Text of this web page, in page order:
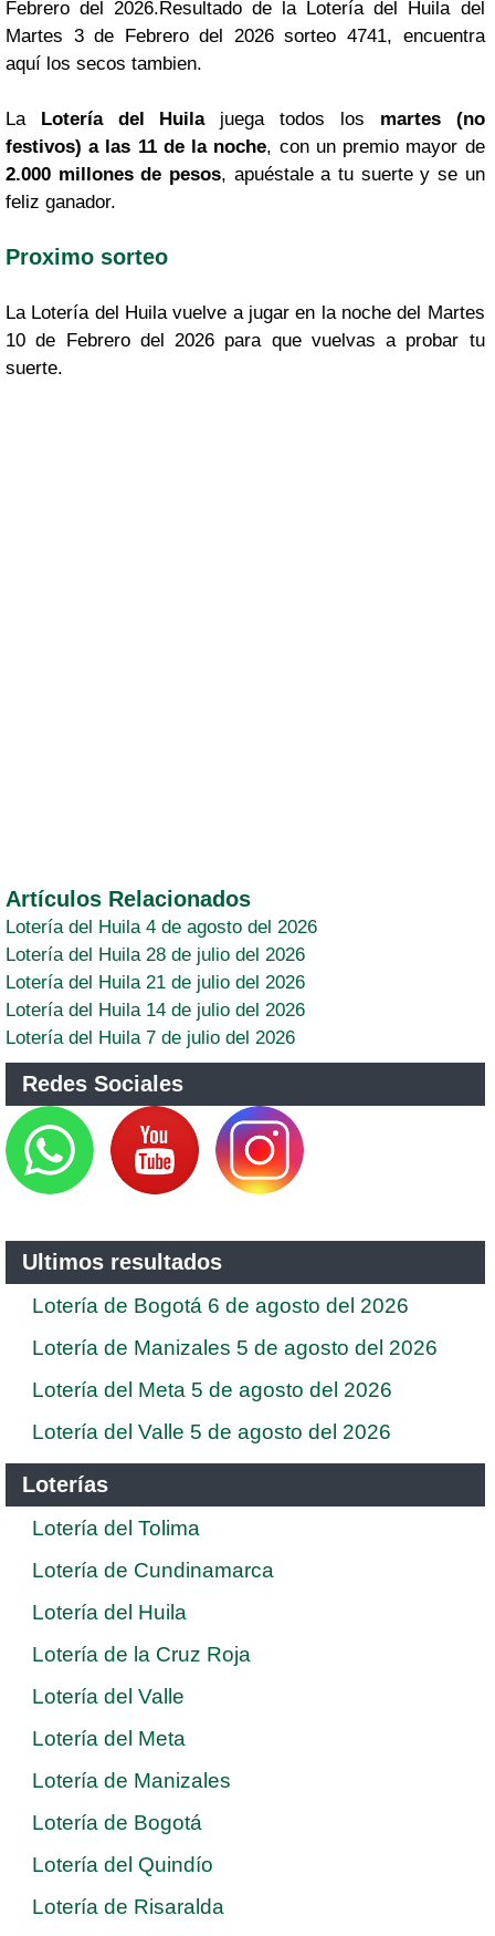
Febrero del 2026.Resultado de la Lotería del Huila del
Martes 3 de Febrero del 2026 sorteo 4741, encuentra
aquí los secos tambien.
La Lotería del Huilajuega todos los martes (no
festivos) a las 11 de la noche, con un premio mayor de
2.000 millones de pesos, apuéstale a tu suerte y se un
feliz ganador.
Proximo sorteo
La Lotería del Huila vuelve a jugar en la noche del Martes
10 de Febrero del 2026 para que vuelvas a probar tu
suerte.
Artículos Relacionados
Lotería del Huila 4 de agosto del 2026
Lotería del Huila 28 de julio del 2026
Lotería del Huila 21 de julio del 2026
Lotería del Huila 14 de julio del 2026
Lotería del Huila 7 de julio del 2026
Redes Sociales
Ultimos resultados
Lotería de Bogotá 6 de agosto del 2026
Lotería de Manizales 5 de agosto del 2026
Lotería del Meta 5 de agosto del 2026
Lotería del Valle 5 de agosto del 2026
Loterías
Lotería del Tolima
Lotería de Cundinamarca
Lotería del Huila
Lotería de la Cruz Roja
Lotería del Valle
Lotería del Meta
Lotería de Manizales
Lotería de Bogotá
Lotería del Quindío
Lotería de Risaralda